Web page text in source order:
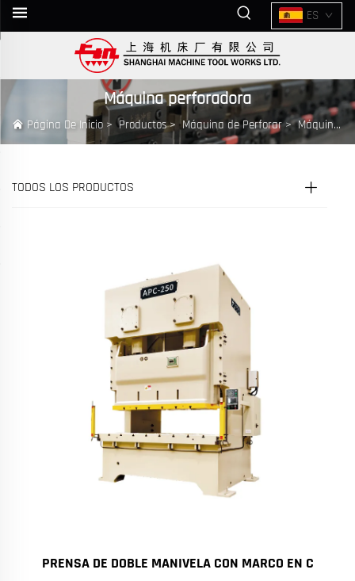
ES
Máquina perforadora
Página De Inicio >Productos>Máquina de Perforar>Máquina perforadora
TODOS LOS PRODUCTOS
PRENSA DE DOBLE MANIVELA CON MARCO EN C